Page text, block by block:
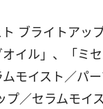
ブライトアッ
イル」、「ミ
モイスト／パ
／セラムモイ